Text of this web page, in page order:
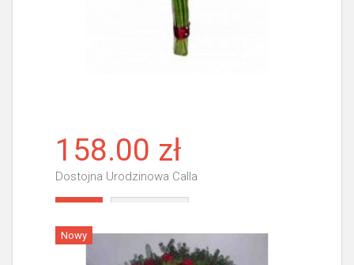
158.00 zł
Dostojna Urodzinowa Calla
Nowy